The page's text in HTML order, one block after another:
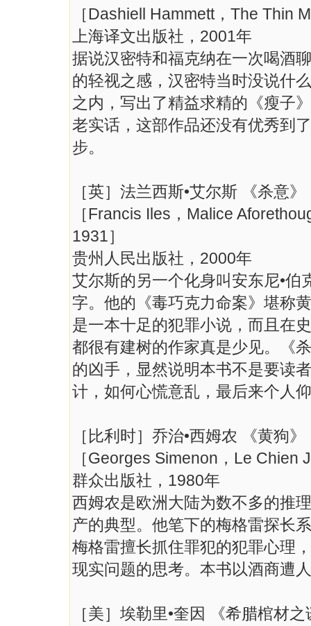
［Dashiell Hammett，The Thin
上海译文出版社，2001年
据说汉密特和福克纳在一次喝酒
的轻视之感，汉密特当时没说什
之内，写出了精益求精的《瘦子
老实话，这部作品还没有优秀到
步。
［英］法兰西斯•艾尔斯 《杀意》
［Francis Iles，Malice
1931］
贵州人民出版社，2000年
艾尔斯的另一个化身叫安东尼•
字。他的《毒巧克力命案》堪称
是一本十足的犯罪小说，而且在
都很有建树的作家真是少见。《
的凶手，显然说明本书不是要读
计，如何心慌意乱，最后来个人
［比利时］乔治•西姆农 《黄狗》
［Georges Simenon，Le Chien
群众出版社，1980年
西姆农是欧洲大陆为数不多的推
产的典型。他笔下的梅格雷探长
梅格雷擅长抓住罪犯的犯罪心理
现实问题的思考。本书以酒商遭
［美］埃勒里•奎因 《希腊棺材之